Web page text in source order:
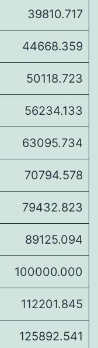
39810.717
44668.359
50118.723
56234.133
63095.734
70794.578
79432.823
89125.094
100000.000
112201.845
125892.541